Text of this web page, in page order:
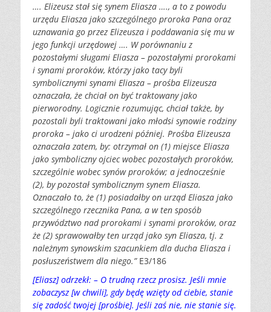
…. Elizeusz stał się synem Eliasza …., a to z powodu
urzędu Eliasza jako szczególnego proroka Pana oraz
uznawania go przez Elizeusza i poddawania się mu w
jego funkcji urzędowej …. W porównaniu z
pozostałymi sługami Eliasza – pozostałymi prorokami
i synami proroków, którzy jako tacy byli
symbolicznymi synami Eliasza – prośba Elizeusza
oznaczała, że chciał on być traktowany jako
pierworodny. Logicznie rozumując, chciał także, by
pozostali byli traktowani jako młodsi synowie rodziny
proroka – jako ci urodzeni później. Prośba Elizeusza
oznaczała zatem, by: otrzymał on (1) miejsce Eliasza
jako symboliczny ojciec wobec pozostałych proroków,
szczególnie wobec synów proroków; a jednocześnie
(2), by pozostał symbolicznym synem Eliasza.
Oznaczało to, że (1) posiadałby on urząd Eliasza jako
szczególnego rzecznika Pana, a w ten sposób
przywództwo nad prorokami i synami proroków, oraz
że (2) sprawowałby ten urząd jako syn Eliasza, tj. z
należnym synowskim szacunkiem dla ducha Eliasza i
posłuszeństwem dla niego.” E3/186
[Eliasz] odrzekł: – O trudną rzecz prosisz. Jeśli mnie
zobaczysz [w chwili], gdy będę wzięty od ciebie, stanie
się zadość twojej [prośbie]. Jeśli zaś nie, nie stanie się.